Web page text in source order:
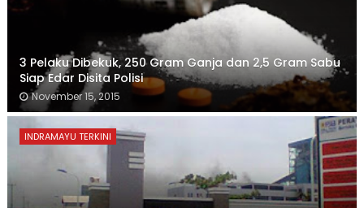
3 Pelaku Dibekuk, 250 Gram Ganja dan 2,5 Gram Sabu
Siap Edar Disita Polisi
November 15, 2015
INDRAMAYU TERKINI